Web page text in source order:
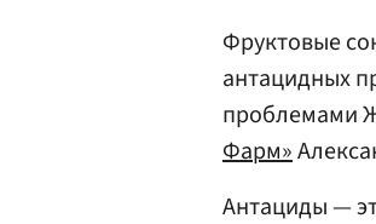
Фруктовые
антацидных
проблемами
Фарм»
Антациды —